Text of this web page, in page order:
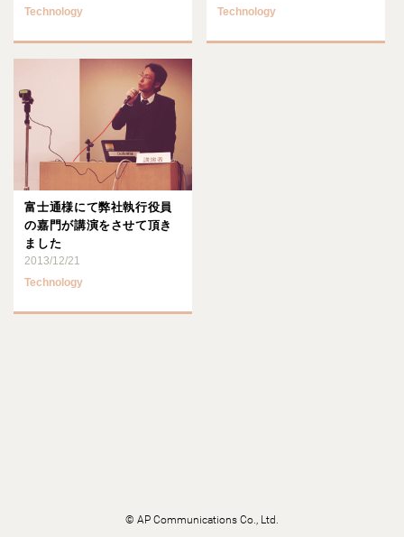
Technology
Technology
富士通様にて弊社執行役員
の嘉門が講演をさせて頂き
ました
2013/12/21
Technology
© AP Communications Co., Ltd.